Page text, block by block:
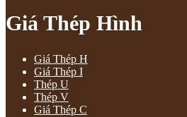
Giá Thép Hình
Giá Thép H
Giá Thép I
Thép U
Thép V
Giá Thép C